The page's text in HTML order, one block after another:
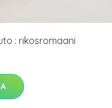
: rikosromaani